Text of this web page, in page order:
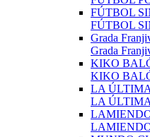
FÚTBOL
FÚTBOL
Grada
Grada
KIKO
KIKO
LA
LA